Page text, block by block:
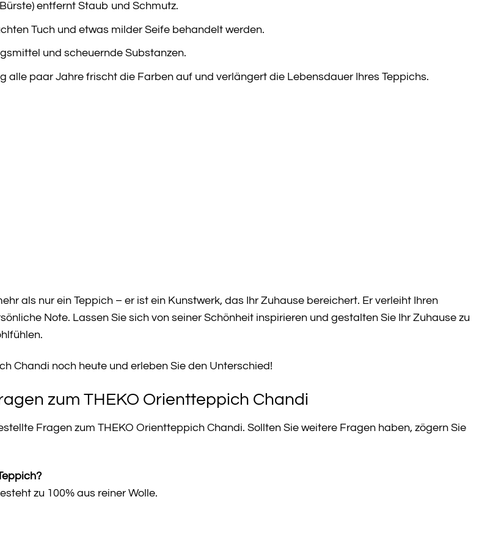
entfernt Staub und Schmutz.
Tuch und etwas milder Seife behandelt werden.
und scheuernde Substanzen.
alle paar Jahre frischt die Farben auf und verlängert die Lebensdauer Ihres Teppichs.
als nur ein Teppich – er ist ein Kunstwerk, das Ihr Zuhause bereichert. Er verleiht Ihren
Note. Lassen Sie sich von seiner Schönheit inspirieren und gestalten Sie Ihr Zuhause zu
Chandi noch heute und erleben Sie den Unterschied!
zum THEKO Orientteppich Chandi
Fragen zum THEKO Orientteppich Chandi. Sollten Sie weitere Fragen haben, zögern Sie
zu 100% aus reiner Wolle.